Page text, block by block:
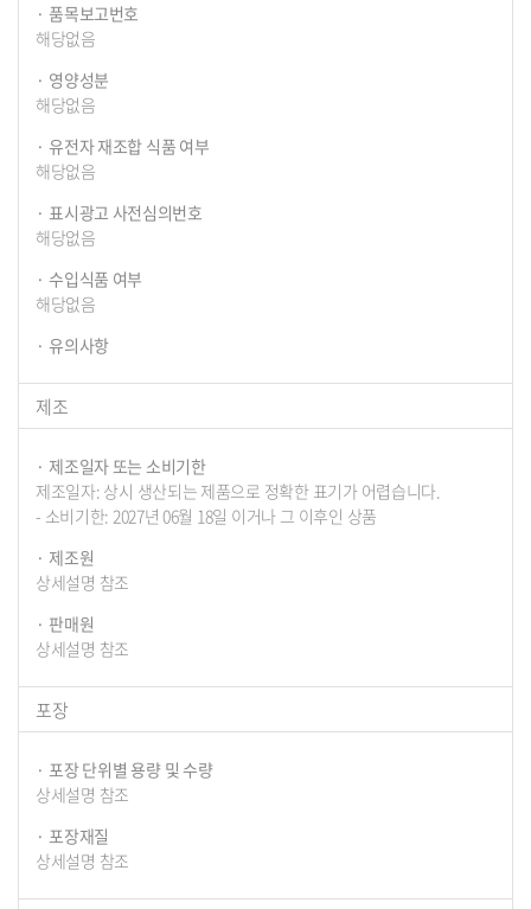
품목보고번호
해당없음
영양성분
해당없음
유전자 재조합 식품 여부
해당없음
표시광고 사전심의번호
해당없음
수입식품 여부
해당없음
유의사항
제조
제조일자 또는 소비기한
제조일자: 상시 생산되는 제품으로 정확한 표기가 어렵습니다.
- 소비기한: 2027년 06월 18일 이거나 그 이후인 상품
제조원
상세설명 참조
판매원
상세설명 참조
포장
포장 단위별 용량 및 수량
상세설명 참조
포장재질
상세설명 참조